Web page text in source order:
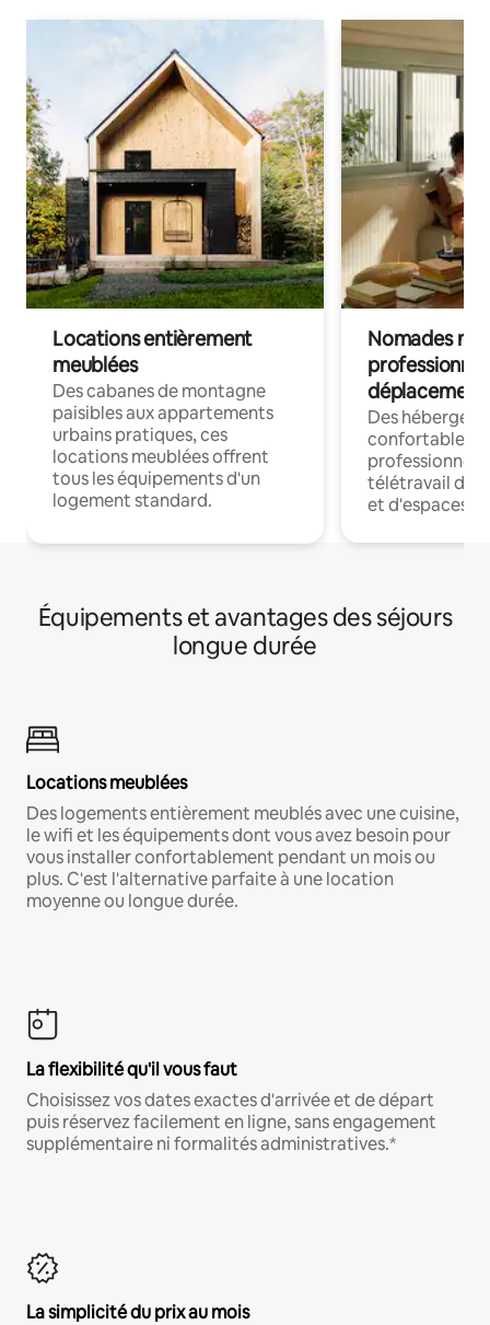
Locations entièrement
meublées
Des cabanes de montagne
paisibles aux appartements
urbains pratiques, ces
locations meublées offrent
tous les équipements d'un
logement standard.
Nomades
déplacement
Des
confortables
professionnels
télétravail
et d'espaces
Équipements et avantages des séjours
longue durée
Locations meublées
Des logements entièrement meublés avec une cuisine,
le wifi et les équipements dont vous avez besoin pour
vous installer confortablement pendant un mois ou
plus. C'est l'alternative parfaite à une location
moyenne ou longue durée.
La flexibilité qu'il vous faut
Choisissez vos dates exactes d'arrivée et de départ
puis réservez facilement en ligne, sans engagement
supplémentaire ni formalités administratives.*
La simplicité du prix au mois